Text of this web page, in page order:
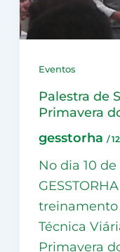
Eventos
Palestra de
Primavera
gesstorha /
No dia 10
treinamento
Técnica
Primavera